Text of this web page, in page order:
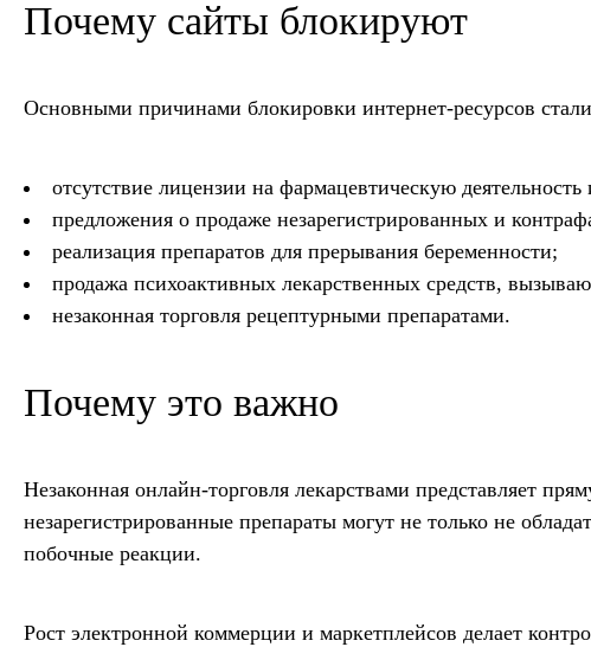
Почему сайты блокируют
Основными причинами блокировки интернет-ресурсов
отсутствие лицензии на фармацевтическую
предложения о продаже незарегистрированных и
реализация препаратов для прерывания беременности;
продажа психоактивных лекарственных средств,
незаконная торговля рецептурными препаратами.
Почему это важно
Незаконная онлайн-торговля лекарствами представляет
незарегистрированные препараты могут не только не
побочные реакции.
Рост электронной коммерции и маркетплейсов делает